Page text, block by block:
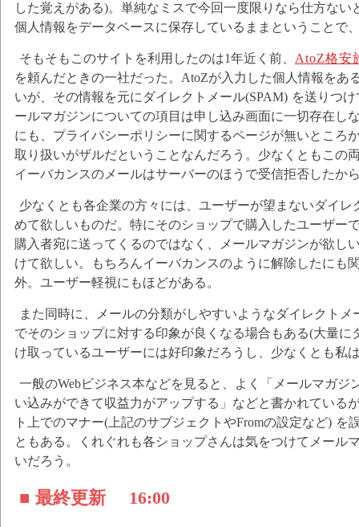
した覚えがある)。単純なミスで今回一度限りなら仕方な
個人情報をデータベースに保存しているままということで
そもそもこのサイトを利用したのは1年近く前、 AtoZ格安
を頼んだときの一社だった。AtoZが入力した個人情報をあ
いが、その情報を元にダイレクトメール(SPAM) を送りつ
ールマガジンについての項目は申し込み画面に一切存在し
にも、プライバシーポリシーに関するページが無いところ
取り扱いがザルだということなんだろう。少なくともこの
イーバカンスのメールはサーバーのほうで受信拒否したか
少なくとも各企業の方々には、ユーザーが望まないダイ
めて欲しいものだ。特にそのショップで購入したユーザー
購入者宛に送ってくるのではなく、メールマガジンが欲し
けて欲しい。もちろんイーバカンスのように解除したにも
外。ユーザー軽視にもほどがある。
また同時に、メールの分類がしやすいようなダイレクト
でそのショップに対する印象が良くなる場合もある(大量に
け取っているユーザーには好印象だろうし、少なくとも私
一般のWebビジネス本などを見ると、よく「メールマガジ
い込みができて収益力がアップする」などと書かれている
ト上でのマナー(上記のサブジェクトやFromの設定など) を
ともある。くれぐれも各ショップさんは気をつけてメール
いだろう。
■ 最終更新 16:00